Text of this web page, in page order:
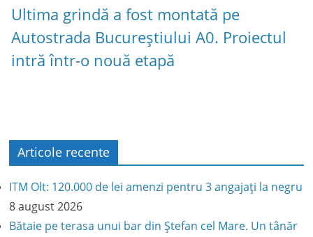
Ultima grindă a fost montată pe
Autostrada Bucureștiului A0. Proiectul
intră într-o nouă etapă
Articole recente
ITM Olt: 120.000 de lei amenzi pentru 3 angajați la negru
8 august 2026
Bătaie pe terasa unui bar din Ștefan cel Mare. Un tânăr